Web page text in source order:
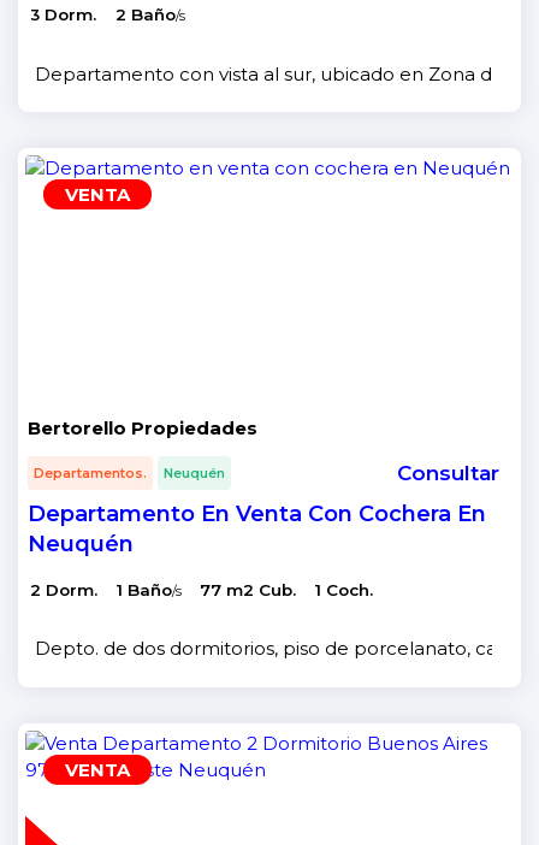
3 Dorm. 2 Baño/s
Departamento con vista al sur, ubicado en Zona del
VENTA
Bertorello Propiedades
Departamentos. Neuquén Consultar
Departamento En Venta Con Cochera En
Neuquén
2 Dorm. 1 Baño/s 77 m2 Cub. 1 Coch.
Depto. de dos dormitorios, piso de porcelanato,
VENTA